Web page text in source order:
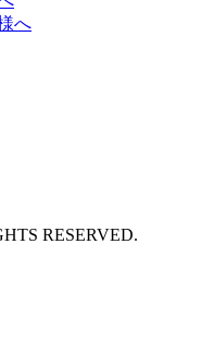
へ
RESERVED.